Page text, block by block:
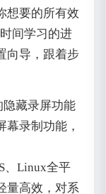
想要的所有效
间学习的进
向导，跟着步
隐藏录屏功能
录制功能，
、Linux全平
量高效，对系